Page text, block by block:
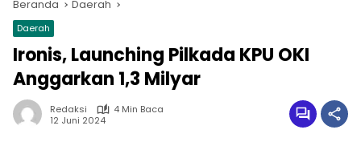
Beranda Daerah
Daerah
Ironis, Launching Pilkada KPU OKI
Anggarkan 1,3 Milyar
Redaksi
4 Min Baca
12 Juni 2024